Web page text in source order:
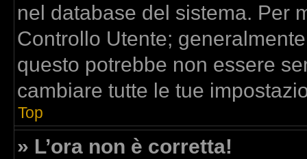
nel database del sistema. Per
Controllo Utente;
questo potrebbe non essere
cambiare tutte le tue
Top
» L’ora non è corretta!